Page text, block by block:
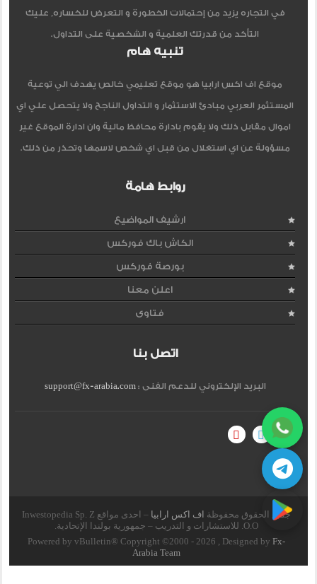
في التجاره يزيد من إحتمالات الخطورة و التعرض للخساره, عليك
التأكد من قدرتك العلمية و الشخصية على التداول.
تنبيه هام
موقع اف اكس ارابيا هو موقع تعليمي خالص يهدف الي توعية
المستثمر العربي مبادئ الاستثمار و التداول الناجح ولا يتحصل علي اي
اموال مقابل ذلك ولا يقوم بادارة محافظ مالية وان ادارة الموقع غير
مسؤولة عن اي استغلال من قبل اي شخص لاسمها وتحذر من ذلك.
روابط هامة
ارشيف المواضيع
الكاش باك فوركس
بورصة فوركس
اعلن معنا
فتاوى
اتصل بنا
البريد الإلكتروني للدعم الفنى :support@fx-arabia.com
جميع الحقوق محفوظة اف اكس ارابيا
– احدى مواقع Inwestopedia Sp. Z
O.O. للاستشارات و التدريب – جمهورية بولندا الإتحادية.
Powered by vBulletin® Copyright ©2000 - 2026 , Designed byFx-
Arabia Team